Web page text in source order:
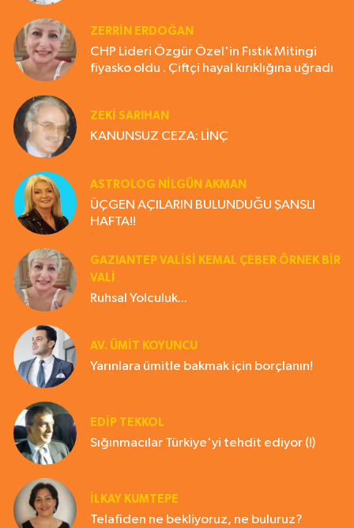
ZERRIN ERDOĞAN
CHP Lideri Özgür Özel'in Fıstık Mitingi
fiyasko oldu . Çiftçi hayal kırıklığına uğradı
ZEKI SARIHAN
KANUNSUZ CEZA: LİNÇ
ASTROLOG NILGÜN AKMAN
ÜÇGEN AÇILARIN BULUNDUĞU ŞANSLI
HAFTA!!
GAZIANTEP VALISI KEMAL ÇEBER ÖRNEK BİR
VALİ
Ruhsal Yolculuk...
AV. ÜMIT KOYUNCU
Yarınlara ümitle bakmak için borçlanın!
EDIP TEKKOL
Sığınmacılar Türkiye'yi tehdit ediyor (!)
İLKAY KUMTEPE
Telafiden ne bekliyoruz, ne buluruz?